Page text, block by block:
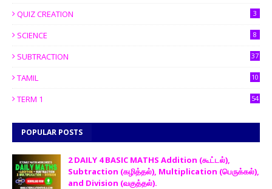
QUIZ CREATION 3
SCIENCE 8
SUBTRACTION 37
TAMIL 10
TERM 1 54
POPULAR POSTS
2 DAILY 4 BASIC MATHS Addition (கூட்டல்),
Subtraction (கழித்தல்), Multiplication (பெருக்கல்),
and Division (வகுத்தல்).